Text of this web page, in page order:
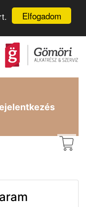
Elfogadom